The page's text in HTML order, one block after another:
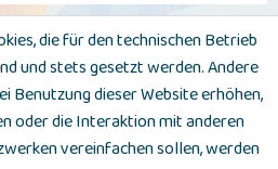
die für den technischen Betrieb
und stets gesetzt werden. Andere
Benutzung dieser Website erhöhen,
oder die Interaktion mit anderen
vereinfachen sollen, werden